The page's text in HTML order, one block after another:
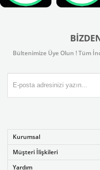
Bültenimize Üye Olun ! Tüm
Kurumsal
Müşteri İlişkileri
Yardım